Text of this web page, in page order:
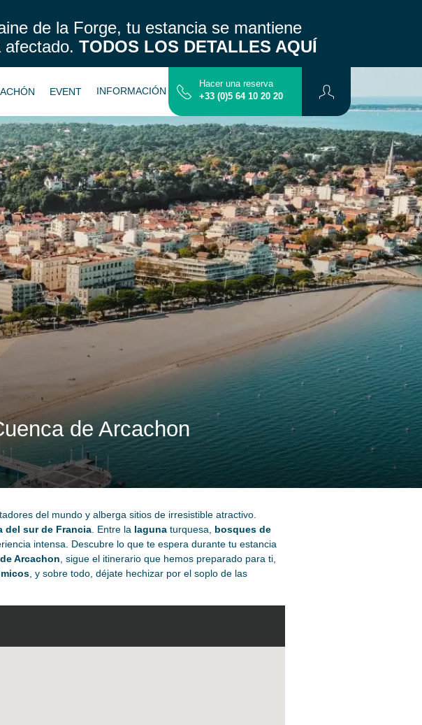
de la Forge, tu estancia se mantiene
afectado. TODOS LOS DETALLES AQUÍ
EVENT INFORMACIÓN PRÁCTICA CONTACTO
Hacer una reserva
+33 (0)5 64 10 20 20
de Arcachon
del mundo y alberga sitios de irresistible atractivo.
del sur de Francia. Entre la lagunaturquesa, bosques de
intensa. Descubre lo que te espera durante tu estancia
Arcachon , sigue el itinerario que hemos preparado para ti,
, y sobre todo, déjate hechizar por el soplo de las